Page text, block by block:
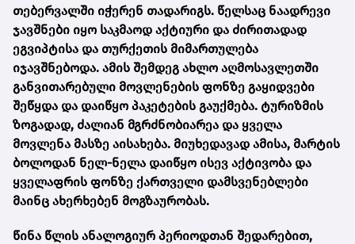
თებერვალში იჭერენ თადარიგს. წელსაც ნაადრევი
ჯავშნები იყო საკმაოდ აქტიური და ძირითადად
ეგვიპტისა და თურქეთის მიმართულება
იჯავშნებოდა. ამის შემდეგ ახლო აღმოსავლეთში
განვითარებული მოვლენების ფონზე გაყიდვები
შეწყდა და დაიწყო პაკეტების გაუქმება. ტურიზმის
ზოგადად, ძალიან მგრძნობიარეა და ყველა
მოვლენა მასზე აისახება. მიუხედავად ამისა, მარტის
ბოლოდან ნელ-ნელა დაიწყო ისევ აქტივობა და
ყველაფრის ფონზე ქართველი დამსვენებლები
მაინც ახერხებენ მოგზაურობას.
წინა წლის ანალოგიურ პერიოდთან შედარებით,